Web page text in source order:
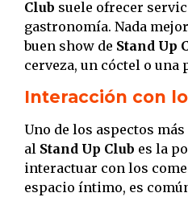
Club suele ofrecer
gastronomía. Nada
buen show de Stand Up
cerveza, un cóctel o una
Interacción con
Uno de los aspectos
al Stand Up Club es la
interactuar con los
espacio íntimo, es